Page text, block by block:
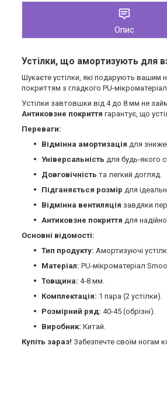
Опис
Устілки, що амортизують для
Шукаєте устілки, які подарують вашим
покриттям з гладкого PU-
Устілки завтовшки від 4 до 8 мм не
Антиковзне покриття гарантує, що
Переваги:
Відмінна амортизація для
Універсальність для будь-якого
Довговічність та легкий догляд.
Підганяється розмір для
Відмінна вентиляція завдяки
Антиковзне покриття для
Основні відомості:
Тип продукту: Амортизуючі
Матеріал: PU-мікроматеріал
Товщина: 4-8 мм.
Комплектація: 1 пара (2 устілки).
Розмірний ряд: 40-45 (обрізні).
Виробник: Китай.
Купіть зараз! Забезпечте своїм ногам